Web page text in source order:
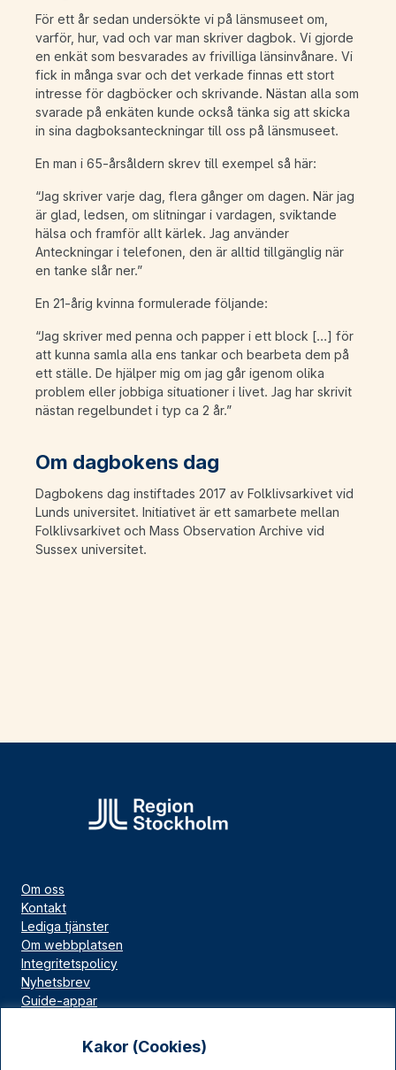
Kakor (Cookies)
För ett år sedan undersökte vi på länsmuseet om,
varför, hur, vad och var man skriver dagbok. Vi gjorde
en enkät som besvarades av frivilliga länsinvånare. Vi
fick in många svar och det verkade finnas ett stort
intresse för dagböcker och skrivande. Nästan alla som
svarade på enkäten kunde också tänka sig att skicka
in sina dagboksanteckningar till oss på länsmuseet.
En man i 65-årsåldern skrev till exempel så här:
“Jag skriver varje dag, flera gånger om dagen. När jag
är glad, ledsen, om slitningar i vardagen, sviktande
hälsa och framför allt kärlek. Jag använder
Anteckningar i telefonen, den är alltid tillgänglig när
en tanke slår ner.”
En 21-årig kvinna formulerade följande:
“Jag skriver med penna och papper i ett block […] för
att kunna samla alla ens tankar och bearbeta dem på
ett ställe. De hjälper mig om jag går igenom olika
problem eller jobbiga situationer i livet. Jag har skrivit
nästan regelbundet i typ ca 2 år.”
Om dagbokens dag
Dagbokens dag instiftades 2017 av Folklivsarkivet vid
Lunds universitet. Initiativet är ett samarbete mellan
Folklivsarkivet och Mass Observation Archive vid
Sussex universitet.
Om oss
Kontakt
Lediga tjänster
Om webbplatsen
Integritetspolicy
Nyhetsbrev
Guide-appar